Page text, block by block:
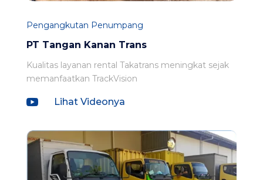
PT Tangan Kanan Trans
Pengangkutan Penumpang
Kualitas layanan rental Takatrans meningkat sejak
memanfaatkan TrackVision
 Lihat Videonya